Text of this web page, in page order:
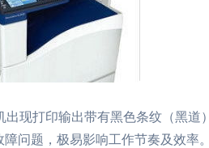
现打印输出带有黑色条纹（黑道
问题，极易影响工作节奏及效率